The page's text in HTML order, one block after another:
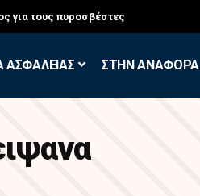
για τους πυροσβέστες
ΣΤΗΝ ΑΝΑΦΟΡΑ